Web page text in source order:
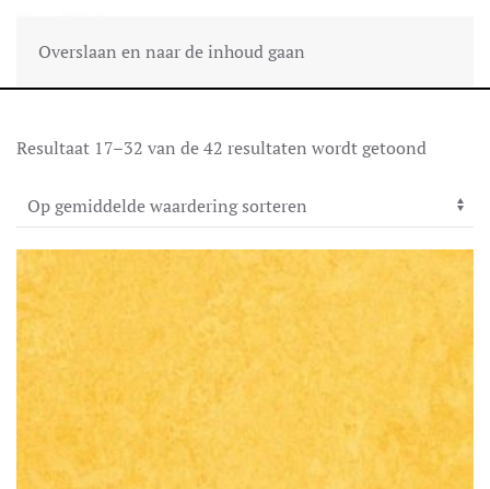
Overslaan en naar de inhoud gaan
Resultaat 17–32 van de 42 resultaten wordt getoond